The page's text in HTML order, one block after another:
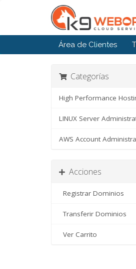
Área de Clientes
Categorías
High Performance
LINUX Server
AWS Account
Acciones
Registrar Dominios
Transferir Dominios
Ver Carrito